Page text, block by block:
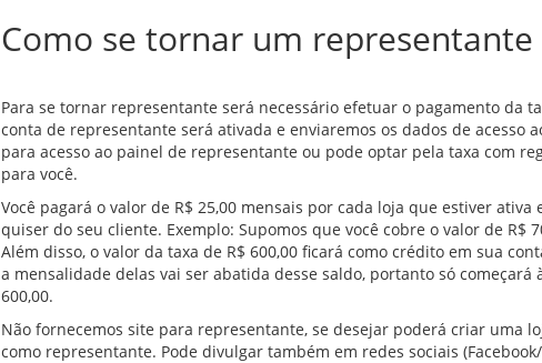
Como se tornar um representante
Para se tornar representante será necessário efetuar o pagamento da
conta de representante será ativada e enviaremos os dados de acesso
para acesso ao painel de representante ou pode optar pela taxa com
para você.
Você pagará o valor de R$ 25,00 mensais por cada loja que estiver
quiser do seu cliente. Exemplo: Supomos que você cobre o valor de R$
Além disso, o valor da taxa de R$ 600,00 ficará como crédito em sua
a mensalidade delas vai ser abatida desse saldo, portanto só
600,00.
Não fornecemos site para representante, se desejar poderá criar uma
como representante. Pode divulgar também em redes sociais